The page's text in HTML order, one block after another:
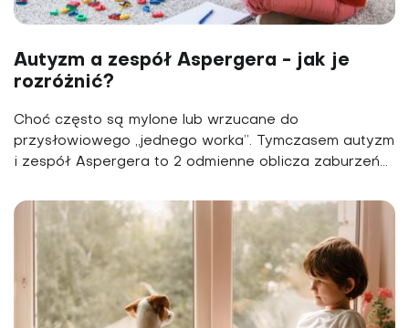
Autyzm a zespół Aspergera - jak je
rozróżnić?
Choć często są mylone lub wrzucane do
przysłowiowego „jednego worka”. Tymczasem autyzm
i zespół Aspergera to 2 odmienne oblicza zaburzeń...